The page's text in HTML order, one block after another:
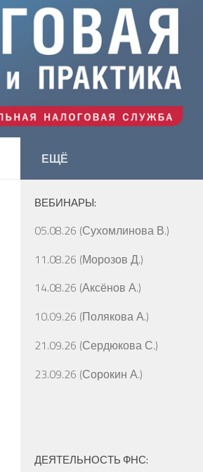
ЕЩЁ
ВЕБИНАРЫ:
05.08.26 (Сухомлинова В.)
11.08.26 (Морозов Д.)
14.08.26 (Аксёнов А.)
10.09.26 (Полякова А.)
21.09.26 (Сердюкова С.)
23.09.26 (Сорокин А.)
ДЕЯТЕЛЬНОСТЬ ФНС: